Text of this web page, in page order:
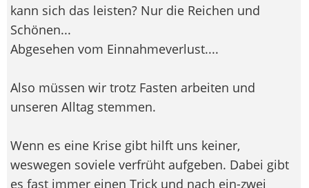
kann sich das leisten? Nur die Reichen und
Schönen...
Abgesehen vom Einnahmeverlust....
Also müssen wir trotz Fasten arbeiten und
unseren Alltag stemmen.
Wenn es eine Krise gibt hilft uns keiner,
weswegen soviele verfrüht aufgeben. Dabei gibt
es fast immer einen Trick und nach ein-zwei